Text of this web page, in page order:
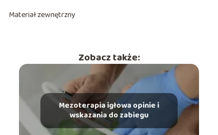
Materiał zewnętrzny
Zobacz także:
Mezoterapia igłowa opinie i
wskazania do zabiegu